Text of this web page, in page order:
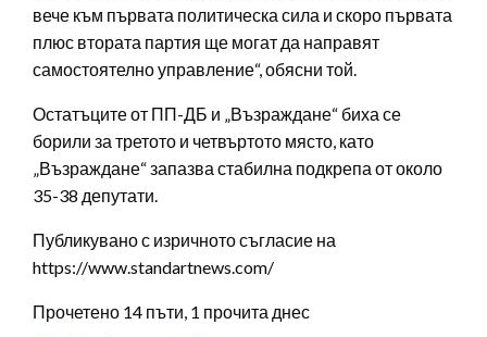
вече към първата политическа сила и скоро първата
плюс втората партия ще могат да направят
самостоятелно управление“, обясни той.
Остатъците от ПП-ДБ и „Възраждане“ биха се
борили за третото и четвъртото място, като
„Възраждане“ запазва стабилна подкрепа от около
35-38 депутати.
Публикувано с изричното съгласие на
https://www.standartnews.com/
Прочетено 14 пъти, 1 прочита днес